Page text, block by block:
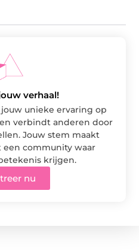
verhaal!
unieke ervaring op
verbindt anderen door
Jouw stem maakt
community waar
krijgen.
nu